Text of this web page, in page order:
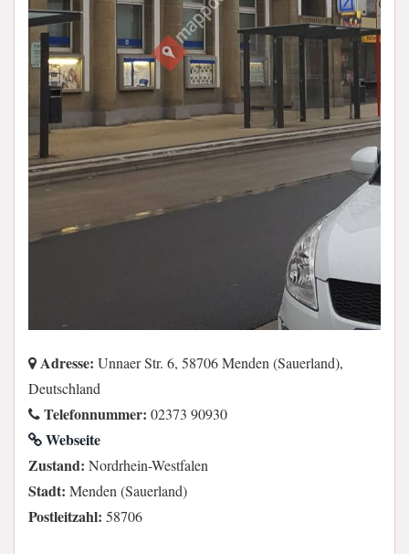
Adresse: Unnaer Str. 6, 58706 Menden (Sauerland),
Deutschland
Telefonnummer: 02373 90930
Webseite
Zustand: Nordrhein-Westfalen
Stadt: Menden (Sauerland)
Postleitzahl: 58706